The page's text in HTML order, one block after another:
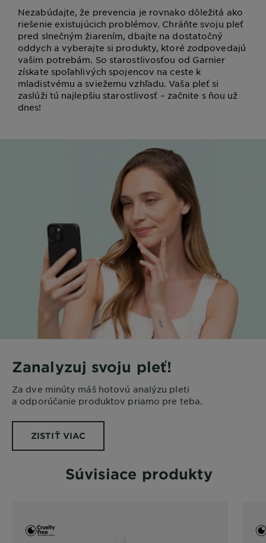
Nezabúdajte, že prevencia je rovnako dôležitá ako
riešenie existujúcich problémov. Chráňte svoju pleť
pred slnečným žiarením, dbajte na dostatočný
oddych a vyberajte si produkty, ktoré zodpovedajú
vašim potrebám. So starostlivosťou od Garnier
získate spoľahlivých spojencov na ceste k
mladistvému a sviežemu vzhľadu. Vaša pleť si
zaslúži tú najlepšiu starostlivosť – začnite s ňou už
dnes!
Zanalyzuj svoju pleť!
Za dve minúty máš hotovú analýzu pleti
a odporúčanie produktov priamo pre teba.
ZISTIŤ VIAC
Súvisiace produkty